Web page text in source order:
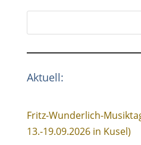
Aktuell:
Fritz-Wunderlich-
13.-19.09.2026 in Kusel)